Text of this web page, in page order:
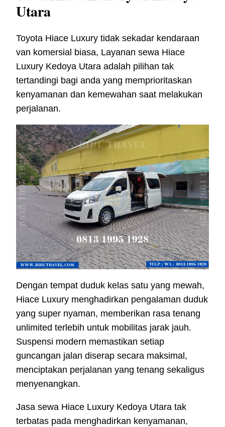
Utara
Toyota Hiace Luxury tidak sekadar kendaraan
van komersial biasa, Layanan sewa Hiace
Luxury Kedoya Utara adalah pilihan tak
tertandingi bagi anda yang memprioritaskan
kenyamanan dan kemewahan saat melakukan
perjalanan.
Dengan tempat duduk kelas satu yang mewah,
Hiace Luxury menghadirkan pengalaman duduk
yang super nyaman, memberikan rasa tenang
unlimited terlebih untuk mobilitas jarak jauh.
Suspensi modern memastikan setiap
guncangan jalan diserap secara maksimal,
menciptakan perjalanan yang tenang sekaligus
menyenangkan.
Jasa sewa Hiace Luxury Kedoya Utara tak
terbatas pada menghadirkan kenyamanan,